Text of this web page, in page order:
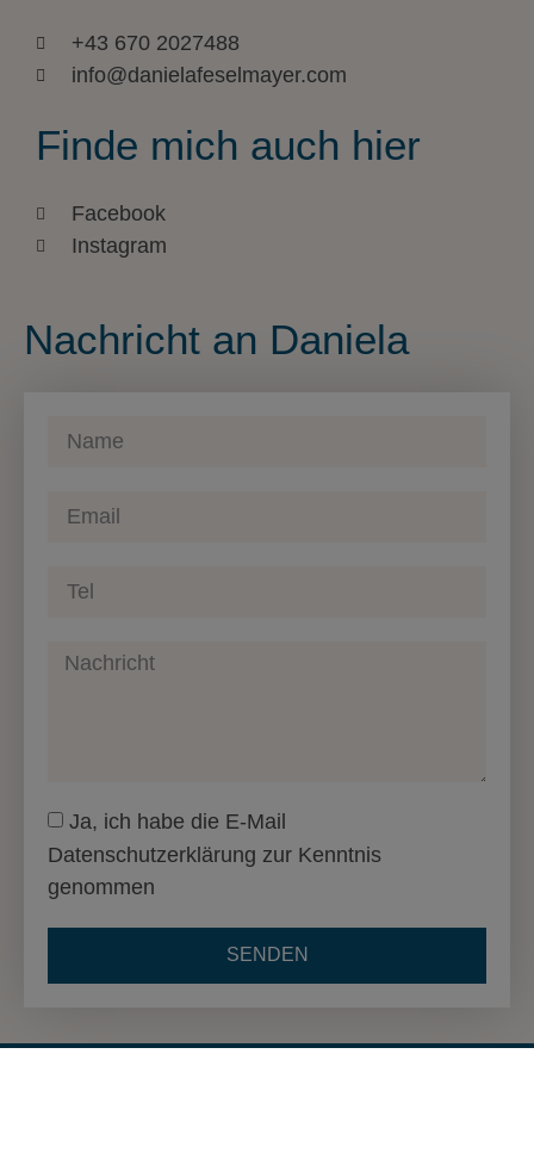
+43 670 2027488
info@danielafeselmayer.com
Finde mich auch hier
Facebook
Instagram
Nachricht an Daniela
Ja, ich habe die E-Mail
Datenschutzerklärung zur Kenntnis
genommen
SENDEN